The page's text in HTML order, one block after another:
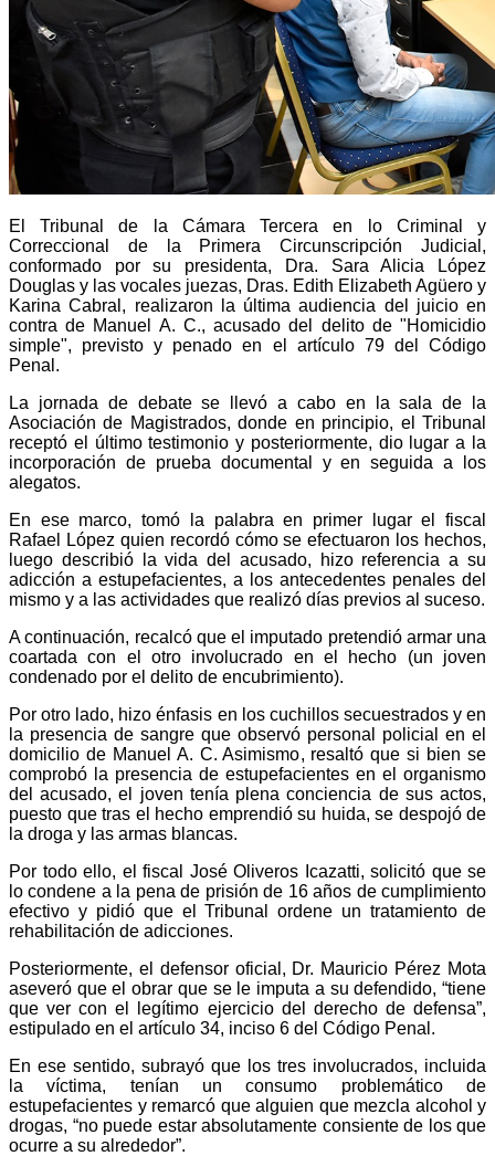
El Tribunal de la Cámara Tercera en lo Criminal y
Correccional de la Primera Circunscripción Judicial,
conformado por su presidenta, Dra. Sara Alicia López
Douglas y las vocales juezas, Dras. Edith Elizabeth Agüero y
Karina Cabral, realizaron la última audiencia del juicio en
contra de Manuel A. C., acusado del delito de "Homicidio
simple", previsto y penado en el artículo 79 del Código
Penal.
La jornada de debate se llevó a cabo en la sala de la
Asociación de Magistrados, donde en principio, el Tribunal
receptó el último testimonio y posteriormente, dio lugar a la
incorporación de prueba documental y en seguida a los
alegatos.
En ese marco, tomó la palabra en primer lugar el fiscal
Rafael López quien recordó cómo se efectuaron los hechos,
luego describió la vida del acusado, hizo referencia a su
adicción a estupefacientes, a los antecedentes penales del
mismo y a las actividades que realizó días previos al suceso.
A continuación, recalcó que el imputado pretendió armar una
coartada con el otro involucrado en el hecho (un joven
condenado por el delito de encubrimiento).
Por otro lado, hizo énfasis en los cuchillos secuestrados y en
la presencia de sangre que observó personal policial en el
domicilio de Manuel A. C. Asimismo, resaltó que si bien se
comprobó la presencia de estupefacientes en el organismo
del acusado, el joven tenía plena conciencia de sus actos,
puesto que tras el hecho emprendió su huida, se despojó de
la droga y las armas blancas.
Por todo ello, el fiscal José Oliveros Icazatti, solicitó que se
lo condene a la pena de prisión de 16 años de cumplimiento
efectivo y pidió que el Tribunal ordene un tratamiento de
rehabilitación de adicciones.
Posteriormente, el defensor oficial, Dr. Mauricio Pérez Mota
aseveró que el obrar que se le imputa a su defendido, “tiene
que ver con el legítimo ejercicio del derecho de defensa”,
estipulado en el artículo 34, inciso 6 del Código Penal.
En ese sentido, subrayó que los tres involucrados, incluida
la víctima, tenían un consumo problemático de
estupefacientes y remarcó que alguien que mezcla alcohol y
drogas, “no puede estar absolutamente consiente de los que
ocurre a su alrededor”.